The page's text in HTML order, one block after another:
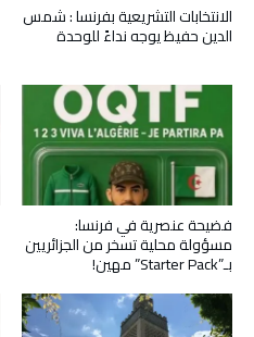
الانتخابات التشريعية بفرنسا : شمس
الدين حفيظ يوجه نداءً للوحدة
فضيحة عنصرية في فرنسا:
مسؤولة محلية تسخر من الجزائريين
بـ”Starter Pack” مهين!